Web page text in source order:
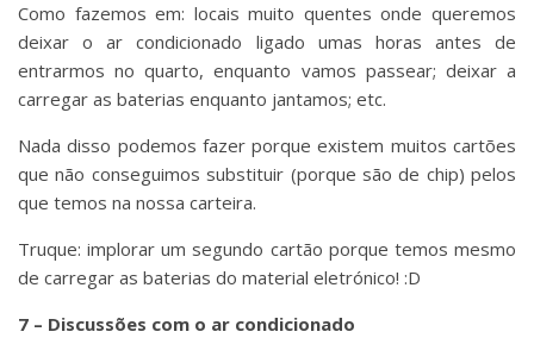
Como fazemos em: locais muito quentes onde queremos
deixar o ar condicionado ligado umas horas antes de
entrarmos no quarto, enquanto vamos passear; deixar a
carregar as baterias enquanto jantamos; etc.
Nada disso podemos fazer porque existem muitos cartões
que não conseguimos substituir (porque são de chip) pelos
que temos na nossa carteira.
Truque: implorar um segundo cartão porque temos mesmo
de carregar as baterias do material eletrónico! :D
7 – Discussões com o ar condicionado